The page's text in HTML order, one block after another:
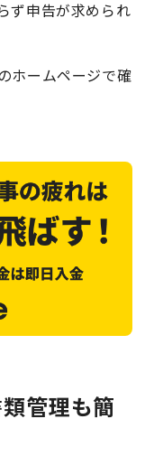
ず申告が求められ
ホームページで確
管理も簡